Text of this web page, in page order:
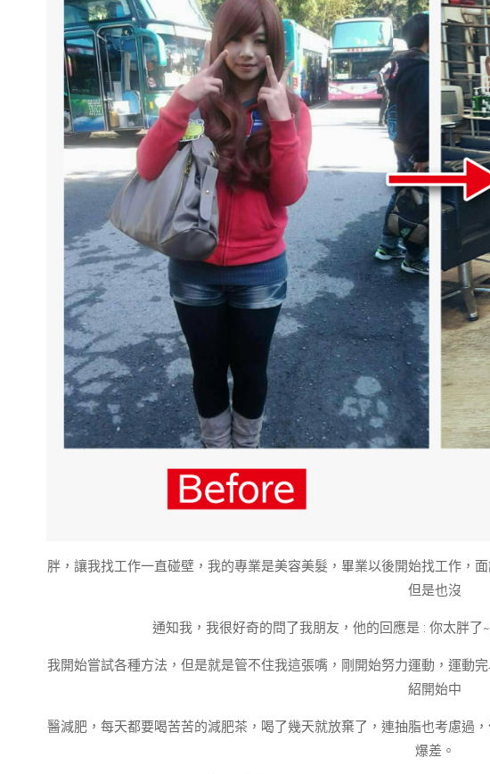
胖，讓我找工作一直碰壁，我的專業是美容美髮，畢業以後開始找工作，
但是也沒
通知我，我很好奇的問了我朋友，他的回應是 : 你太胖
我開始嘗試各種方法，但是就是管不住我這張嘴，剛開始努力運動，運動
紹開始中
醫減肥，每天都要喝苦苦的減肥茶，喝了幾天就放棄了，連抽脂也考慮過
爆差。